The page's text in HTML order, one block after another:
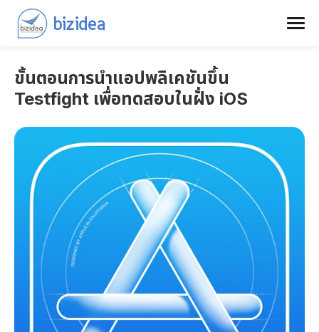
ขั้นตอนการนำแอปพลิเคชันขึ้น
Testfight เพื่อทดสอบในฝั่ง iOS